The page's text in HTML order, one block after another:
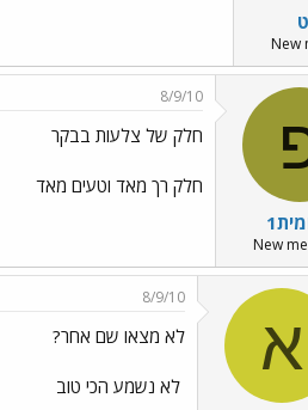
New
New
8/9/10
חלק של צלעות בבקר
חלק רך מאד וטעים מאד
א
8/9/10
לא מצאו שם אחר?
‏ לא נשמע הכי טוב